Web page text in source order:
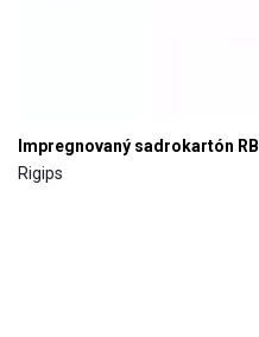
Impregnovaný sadrokartón RBI
Rigips